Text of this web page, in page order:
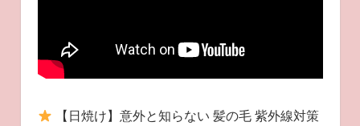
【日焼け】意外と知らない 髪の毛 紫外線対策